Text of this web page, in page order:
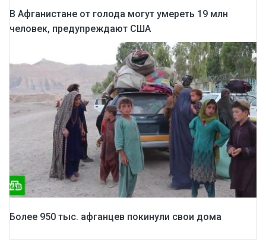
В Афганистане от голода могут умереть 19 млн
человек, предупреждают США
Более 950 тыс. афганцев покинули свои дома